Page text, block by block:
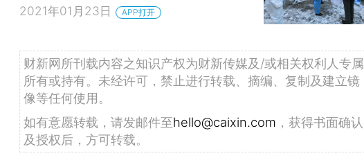
2021年01月23日 APP打开
财新网所刊载内容之知识产权为财新传媒及/或相关权利人专属
所有或持有。未经许可，禁止进行转载、摘编、复制及建立镜
像等任何使用。
如有意愿转载，请发邮件至hello@caixin.com ，获得书面确认
及授权后，方可转载。